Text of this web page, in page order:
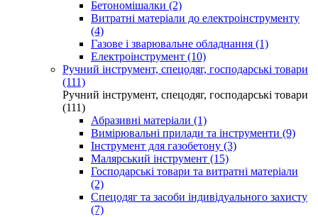
Бетономішалки (2)
Витратні матеріали до електроінструменту
(4)
Газове і зварювальне обладнання (1)
Електроінструмент (10)
Ручний інструмент, спецодяг, господарські товари
(111)
Ручний інструмент, спецодяг, господарські товари
(111)
Абразивні матеріали (1)
Вимірювальні прилади та інструменти (9)
Інструмент для газобетону (3)
Малярський інструмент (15)
Господарські товари та витратні матеріали
(2)
Спецодяг та засоби індивідуального захисту
(7)